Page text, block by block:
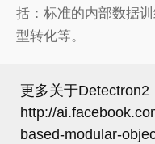
括：标准的内部数据
型转化等。
更多关于Detectron2
http://
based-modular-